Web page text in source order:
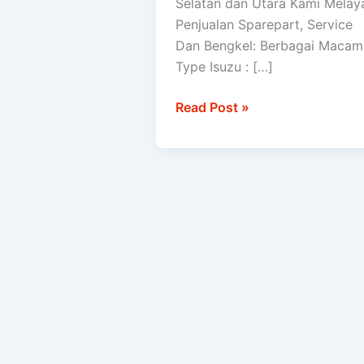
Selatan dan Utara Kami
Penjualan Sparepart, Service
Dan Bengkel: Berbagai Macam
Type Isuzu : […]
Read Post »